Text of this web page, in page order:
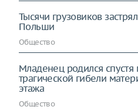
Тысячи грузовиков
Польши
Общество
Младенец родился спустя
трагической гибели
этажа
Общество